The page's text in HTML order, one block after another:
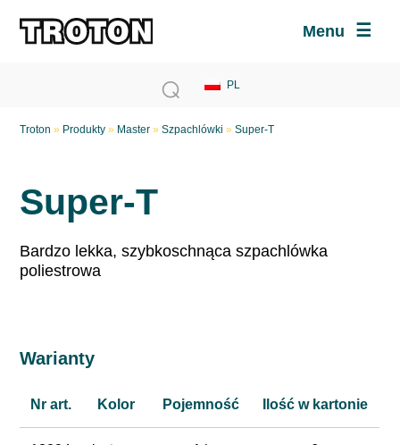
Menu
Troton » Produkty » Master »Szpachlówki »Super-T
Super-T
Bardzo lekka, szybkoschnąca szpachlówka
poliestrowa
Warianty
Nr art. Kolor Pojemność Ilość w kartonie